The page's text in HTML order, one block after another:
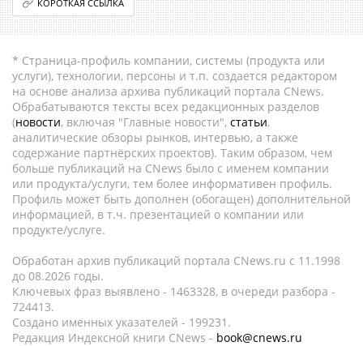
КОРОТКАЯ ССЫЛКА
* Страница-профиль компании, системы (продукта или
услуги), технологии, персоны и т.п. создается редактором
на основе анализа архива публикаций портала CNews.
Обрабатываются тексты всех редакционных разделов
(новости, включая "Главные новости", статьи,
аналитические обзоры рынков, интервью, а также
содержание партнёрских проектов). Таким образом, чем
больше публикаций на CNews было с именем компании
или продукта/услуги, тем более информативен профиль.
Профиль может быть дополнен (обогащен) дополнительной
информацией, в т.ч. презентацией о компании или
продукте/услуге.
Обработан архив публикаций портала CNews.ru c 11.1998
до 08.2026 годы.
Ключевых фраз выявлено - 1463328, в очереди разбора -
724413.
Создано именных указателей - 199231.
Редакция Индексной книги CNews - book@cnews.ru